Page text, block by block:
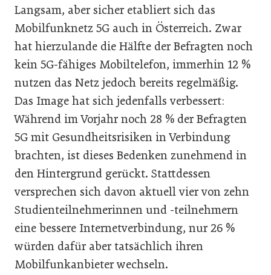
Langsam, aber sicher etabliert sich das
Mobilfunknetz 5G auch in Österreich. Zwar
hat hierzulande die Hälfte der Befragten noch
kein 5G-fähiges Mobiltelefon, immerhin 12 %
nutzen das Netz jedoch bereits regelmäßig.
Das Image hat sich jedenfalls verbessert:
Während im Vorjahr noch 28 % der Befragten
5G mit Gesundheitsrisiken in Verbindung
brachten, ist dieses Bedenken zunehmend in
den Hintergrund gerückt. Stattdessen
versprechen sich davon aktuell vier von zehn
Studienteilnehmerinnen und -teilnehmern
eine bessere Internetverbindung, nur 26 %
würden dafür aber tatsächlich ihren
Mobilfunkanbieter wechseln.